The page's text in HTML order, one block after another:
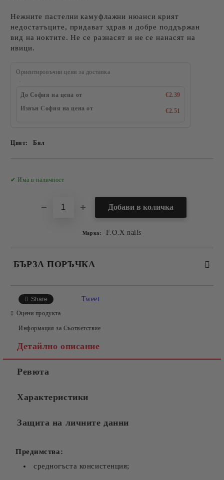
Нежните пастелни камуфлажни нюанси крият
недостатъците, придават здрав и добре поддържан
вид на ноктите. Не се разнасят и не се нанасят на
ивици.
Ориентировъчни цени за доставка
До София на цена от
€2.39
Извън София на цена от
€2.51
Цвят: Бял
✔ Има в наличност
Марка: F.O.X nails
БЪРЗА ПОРЪЧКА
Съгласен съм с
Ние ще се свържем с вас в рамките на работния ден.
Share Tweet
Оцени продукта
Информация за Съответствие
Детайлно описание
Ревюта
Характеристики
Защита на личните данни
Предимства:
средногъста консистенция;